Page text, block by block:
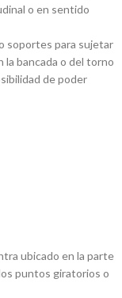
o en sentido
soportes para sujetar
la bancada o del torno
de poder
ubicado en la parte
puntos giratorios o